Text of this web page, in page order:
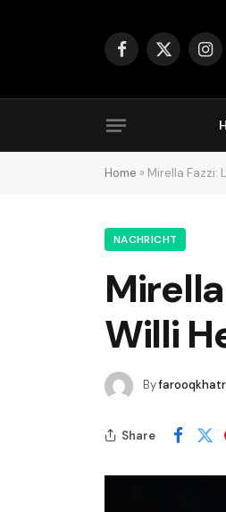
Facebook
X
Home » Mirella Fazzi:
NACHRICHT
Willi
By
Share